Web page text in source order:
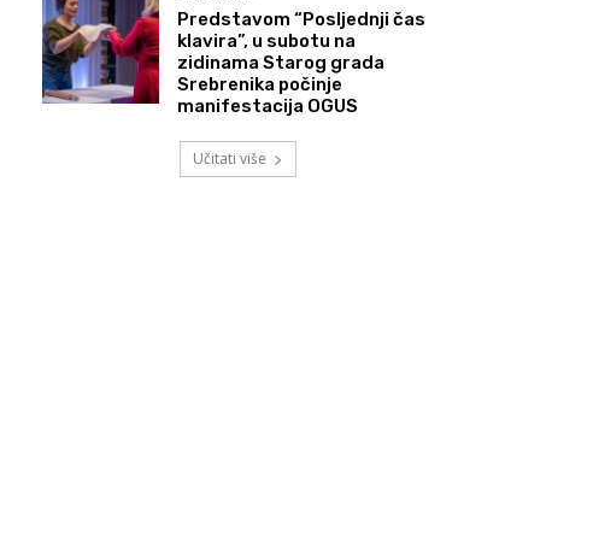
Predstavom “Posljednji čas
klavira”, u subotu na
zidinama Starog grada
Srebrenika počinje
manifestacija OGUS
Učitati više